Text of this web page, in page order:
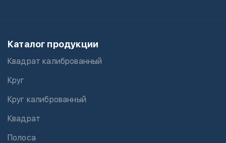
Каталог продукции
Квадрат калиброванный
Круг
Круг калиброванный
Квадрат
Полоса